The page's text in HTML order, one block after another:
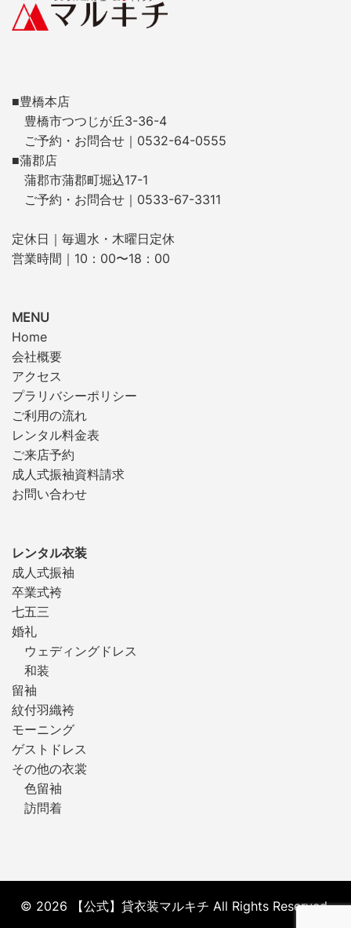
■豊橋本店
豊橋市つつじが丘3-36-4
ご予約・お問合せ｜0532-64-0555
■蒲郡店
蒲郡市蒲郡町堀込17-1
ご予約・お問合せ｜0533-67-3311
定休日｜毎週水・木曜日定休
営業時間｜10：00〜18：00
MENU
Home
会社概要
アクセス
プラリバシーポリシー
ご利用の流れ
レンタル料金表
ご来店予約
成人式振袖資料請求
お問い合わせ
レンタル衣装
成人式振袖
卒業式袴
七五三
婚礼
ウェディングドレス
和装
留袖
紋付羽織袴
モーニング
ゲストドレス
その他の衣裳
色留袖
訪問着
© 2026 【公式】貸衣装マルキチ All Rights Reserved.